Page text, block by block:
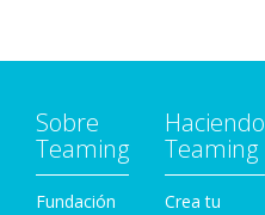
Sobre
Teaming
Fundación
Haciendo
Teaming
Crea tu